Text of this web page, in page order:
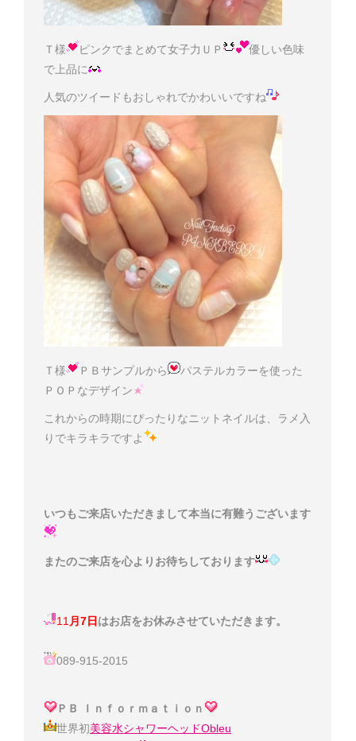
Ｔ様 ピンクでまとめて女子力ＵＰ
優しい色味
で上品に
人気のツイードもおしゃれでかわいいですね
Ｔ様 ＰＢサンプルから
パステルカラーを使った
ＰＯＰなデザイン
これからの時期にぴったりなニットネイルは、ラメ入
りでキラキラですよ
いつもご来店いただきまして本当に有難うございます
またのご来店を心よりお待ちしております
11 月7日 はお店をお休みさせていただきます。
089-915-2015
ＰＢ Ｉｎｆｏｒｍａｔｉｏｎ
世界初美容水シャワーヘッドObleu